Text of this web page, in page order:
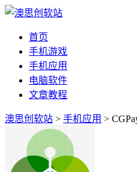
首页
手机游戏
手机应用
电脑软件
文章教程
澳思创软站 > 手机应用 >